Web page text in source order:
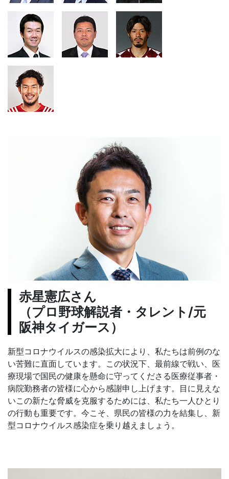
赤星憲広さん
（プロ野球解説者・タレント/元
阪神タイガース）
新型コロナウイルスの感染拡大により、私たちは前例のな
い苦難に直面しています。この状況下、最前線で戦い、医
療現場で国民の健康を懸命に守ってくださる医療従事者・
病院勤務者の皆様に心から感謝申し上げます。目に見えな
いこの新たな脅威を克服するためには、私たち一人ひとり
の行動も重要です。今こそ、県民の皆様の力を結集し、新
型コロナウイルス感染症を乗り越えましょう。